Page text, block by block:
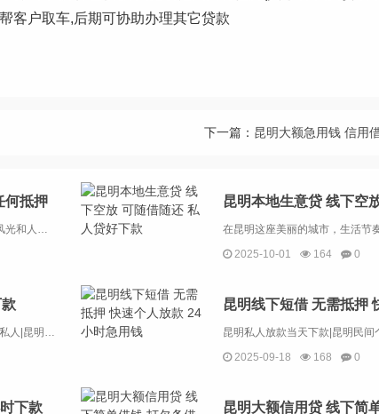
客户取车,后期可协助办理其它贷款
下一篇： 昆明大额急用钱 信用
何抵押
在美丽的昆明，作为云南省的省会城市，它拥有得天独厚的自然风光和人文景观，吸引着众多游客的目光。然而，在这座城市的背后，也有一部分人正面临着资金短缺的困境。他们急需用钱，却因为种种原因无法从正规金融机构获得贷款，于是转向了民间借贷市场。本文将...
昆明本地生意贷 线下空
2025-10-01
164 0
昆明金凯私借联系电话13669713414，微信同号，昆明借钱应急私人|昆明私人借钱|昆明私人放款|昆明私人借款|昆明压身份证私人贷|昆明空.放私借|昆明亲属车抵押贷款|昆明汽车抵押贷款|昆明房产抵押贷款。昆明四区八县，服务全昆明：五华区，...
昆明线下短借 无需抵押
2025-09-18
168 0
下款 昆明大额信用贷 线下简